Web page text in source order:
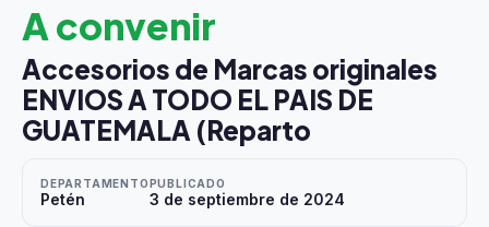
A convenir
Accesorios de Marcas originales
ENVIOS A TODO EL PAIS DE
GUATEMALA (Reparto
DEPARTAMENTO
Petén
PUBLICADO
3 de septiembre de 2024